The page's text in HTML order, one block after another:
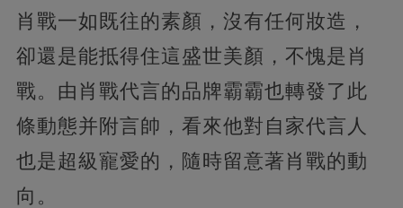
肖戰一如既往的素顏，沒有任何妝造，
卻還是能抵得住這盛世美顏，不愧是肖
戰。由肖戰代言的品牌霸霸也轉發了此
條動態并附言帥，看來他對自家代言人
也是超級寵愛的，隨時留意著肖戰的動
向。